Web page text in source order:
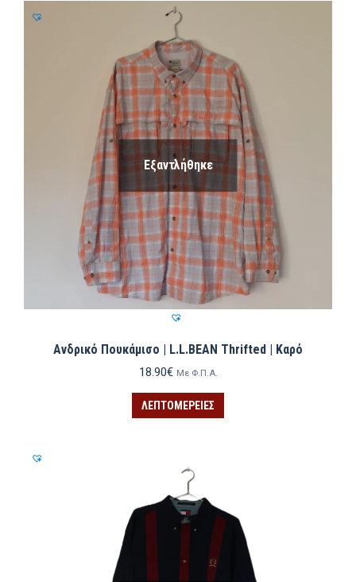
Εξαντλήθηκε
Ανδρικό Πουκάμισο | L.L.BEAN Thrifted | Καρό
18.90€ Με Φ.Π.Α.
ΛΕΠΤΟΜΈΡΕΙΕΣ